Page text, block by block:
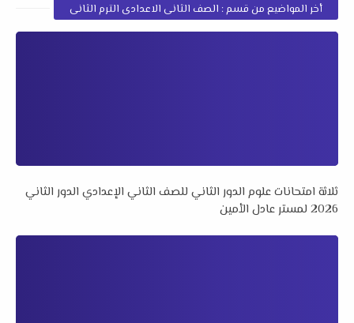
أخر المواضيع من قسم : الصف الثانى الاعدادى الترم الثانى
ثلاثة امتحانات علوم الدور الثاني للصف الثاني الإعدادي الدور الثاني
2026 لمستر عادل الأمين